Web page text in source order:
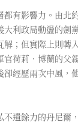
有影響力。由北
利政局動盪的劍
；但實際上則轉
官荷莉．博蘭的父
經歷兩次中風，
遺餘力的丹尼爾